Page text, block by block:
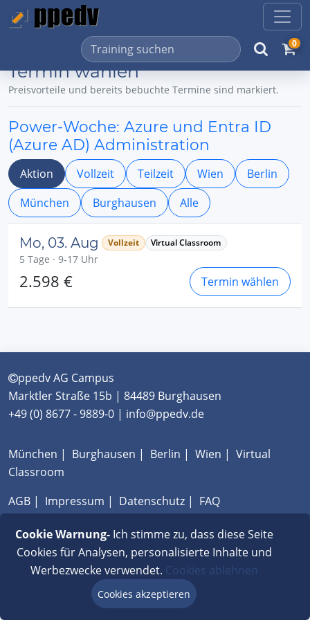
0
Termin wählen
Preisvorteile und bereits bebuchte Termine sind markiert.
Power-Woche: Azure und Entra ID
(Azure AD) Administration
Aktion Vollzeit Teilzeit Wien
Berlin
München
Burghausen Alle
Mo, 03. Aug Vollzeit Virtual Classroom
5 Tage · 9-17 Uhr
2.598 € Termin wählen
ppedv AG Campus
Marktler Straße 15b | 84489 Burghausen
+49 (0) 8677 - 9889-0 | info@ppedv.de
München | Burghausen | Berlin | Wien | Virtual
Classroom
AGB | Impressum | Datenschutz | FAQ
Cookie Warnung-Ich stimme zu, dass diese Seite
Cookies für Analysen, personalisierte Inhalte und
Werbezwecke verwendet. Cookies ablehnen
Cookies akzeptieren